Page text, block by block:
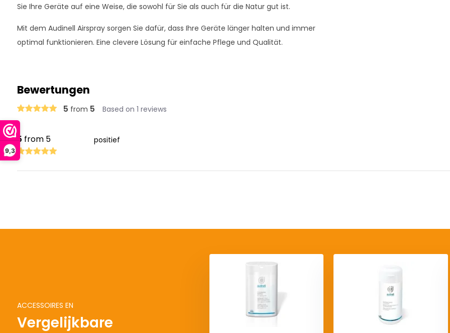
9,3
Sie Ihre Geräte auf eine Weise, die sowohl für Sie als auch für die Natur gut ist.
Mit dem Audinell Airspray sorgen Sie dafür, dass Ihre Geräte länger halten und immer
optimal funktionieren. Eine clevere Lösung für einfache Pflege und Qualität.
Bewertungen
5 from 5 Based on 1 reviews
5 from 5 positief
ACCESSOIRES EN
Vergelijkbare